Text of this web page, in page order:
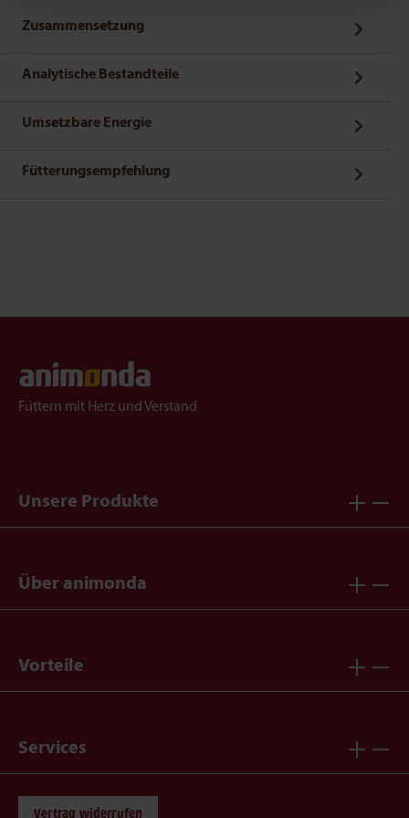
Zusammensetzung
Analytische Bestandteile
Umsetzbare Energie
Fütterungsempfehlung
Füttern mit Herz und Verstand
Unsere Produkte
Über animonda
Vorteile
Services
Vertrag widerrufen